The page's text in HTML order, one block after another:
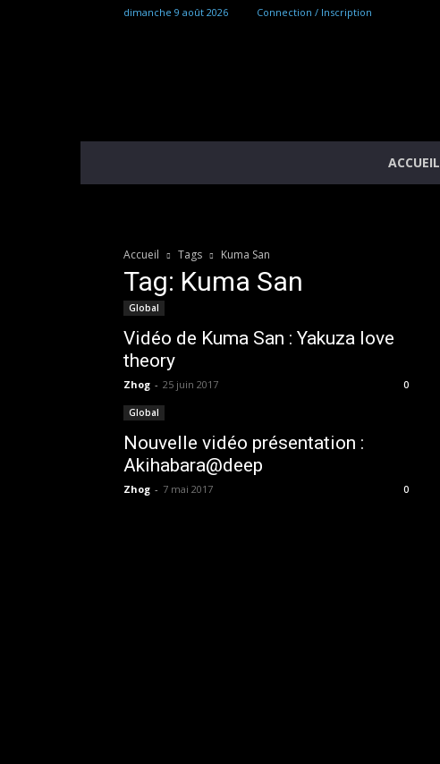
dimanche 9 août 2026 Connection / Inscription
ACCUEIL
Accueil Tags Kuma San
Tag: Kuma San
Global
Vidéo de Kuma San : Yakuza love
theory
Zhog - 25 juin 2017 0
Global
Nouvelle vidéo présentation :
Akihabara@deep
Zhog - 7 mai 2017 0